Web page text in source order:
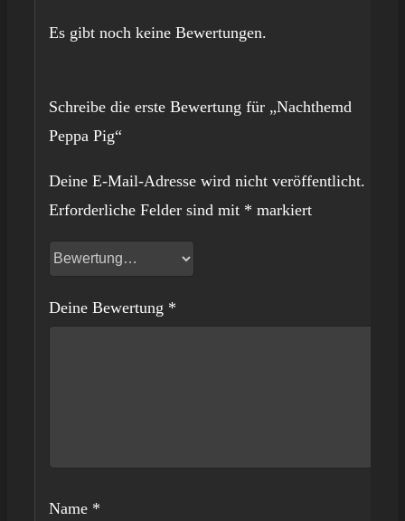
Es gibt noch keine Bewertungen.
Schreibe die erste Bewertung für „Nachthemd
Peppa Pig“
Deine E-Mail-Adresse wird nicht veröffentlicht.
Erforderliche Felder sind mit * markiert
Deine Bewertung *
Name *